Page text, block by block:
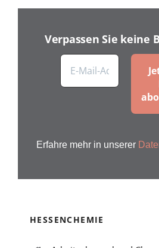
Verpassen Sie keine
Erfahre mehr in unserer
HESSENCHEMIE